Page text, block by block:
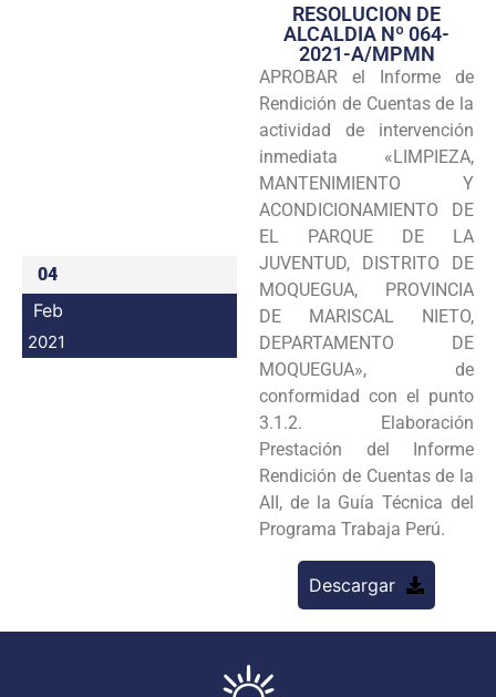
Transparencia
Seguridad
Programas
Intranet
04
Feb
2021
RESOLUCION DE
ALCALDIA Nº 064-
2021-A/MPMN
APROBAR el Informe de
Rendición de Cuentas de la
actividad de intervención
inmediata «LIMPIEZA,
MANTENIMIENTO Y
ACONDICIONAMIENTO DE
EL PARQUE DE LA
JUVENTUD, DISTRITO DE
MOQUEGUA, PROVINCIA
DE MARISCAL NIETO,
DEPARTAMENTO DE
MOQUEGUA», de
conformidad con el punto
3.1.2. Elaboración
Prestación del Informe
Rendición de Cuentas de la
AII, de la Guía Técnica del
Programa Trabaja Perú.
Descargar